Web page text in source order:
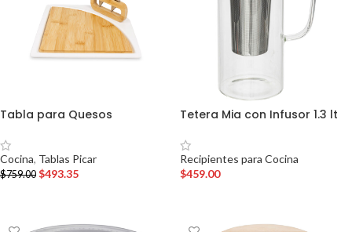
Tabla para Quesos
Cocina, Tablas Picar
$759.00 $493.35
Tetera Mia con Infusor 1.3 lt
Recipientes para Cocina
$459.00